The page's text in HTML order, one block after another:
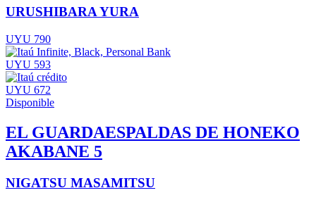
URUSHIBARA YURA
UYU 790
UYU 593
UYU 672
Disponible
EL GUARDAESPALDAS DE HONEKO
AKABANE 5
NIGATSU MASAMITSU